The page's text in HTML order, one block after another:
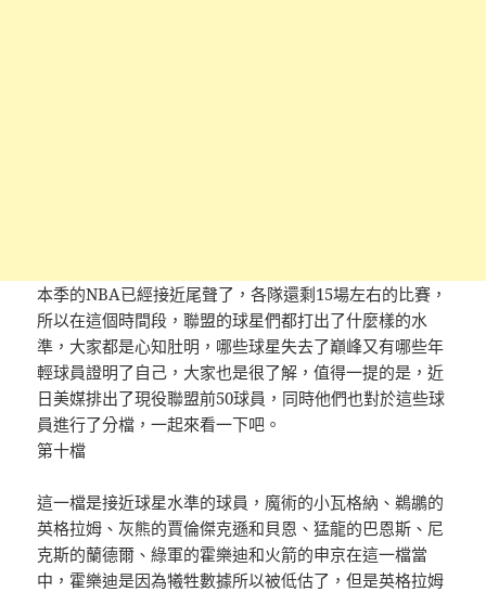
本季的NBA已經接近尾聲了，各隊還剩15場左右的比賽，
所以在這個時間段，聯盟的球星們都打出了什麼樣的水
準，大家都是心知肚明，哪些球星失去了巔峰又有哪些年
輕球員證明了自己，大家也是很了解，值得一提的是，近
日美媒排出了現役聯盟前50球員，同時他們也對於這些球
員進行了分檔，一起來看一下吧。
第十檔
這一檔是接近球星水準的球員，魔術的小瓦格納、鵜鶘的
英格拉姆、灰熊的賈倫傑克遜和貝恩、猛龍的巴恩斯、尼
克斯的蘭德爾、綠軍的霍樂迪和火箭的申京在這一檔當
中，霍樂迪是因為犧牲數據所以被低估了，但是英格拉姆